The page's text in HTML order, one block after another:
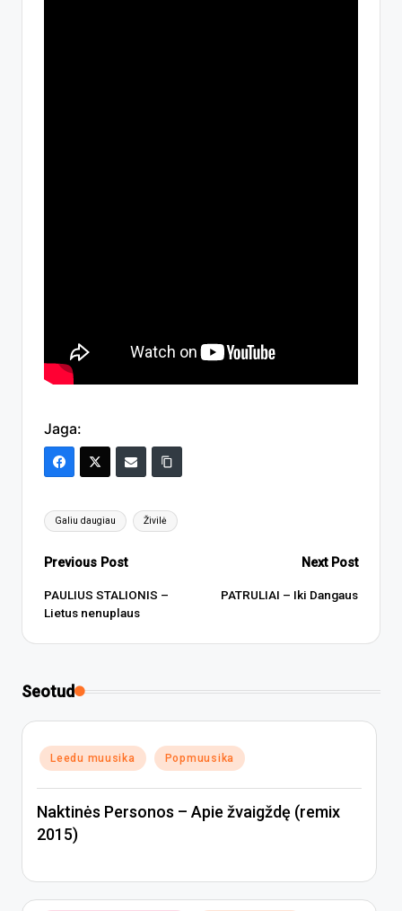
Jaga:
Tags:
Galiu daugiau Živilė
Post
navigation
Previous Post
PAULIUS STALIONIS –
Lietus nenuplaus
Next Post
PATRULIAI – Iki Dangaus
Seotud
Posted
in
Leedu muusika Popmuusika
Naktinės Personos – Apie žvaigždę (remix
2015)